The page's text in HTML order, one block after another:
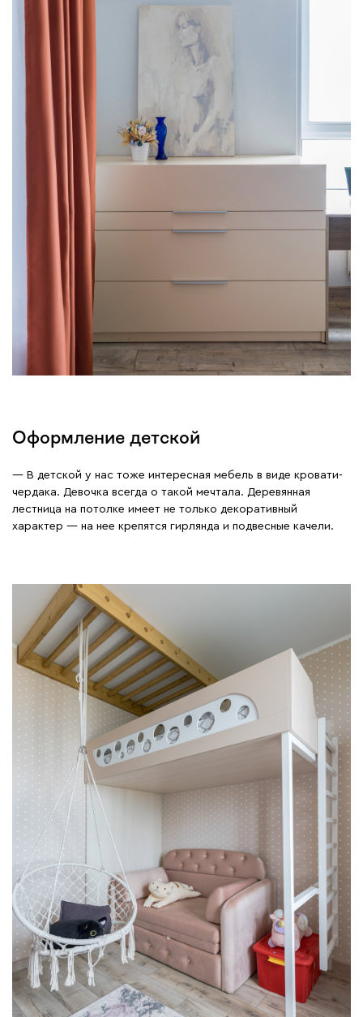
Оформление детской
— В детской у нас тоже интересная мебель в виде кровати-
чердака. Девочка всегда о такой мечтала. Деревянная
лестница на потолке имеет не только декоративный
характер — на нее крепятся гирлянда и подвесные качели.